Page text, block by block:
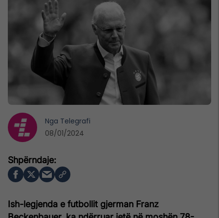
Ish-legjenda e futbollit gjerman Franz
Nga Telegrafi
08/01/2024